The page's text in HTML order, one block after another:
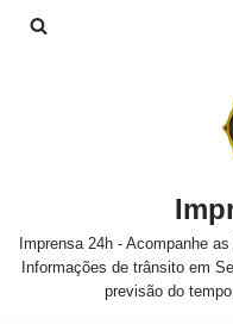
Imprensa 24h - Acompanhe
Informações de trânsito em
previsão do